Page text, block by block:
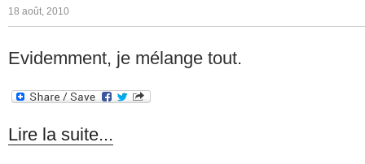
18 août, 2010
Evidemment, je mélange tout.
Lire la suite...